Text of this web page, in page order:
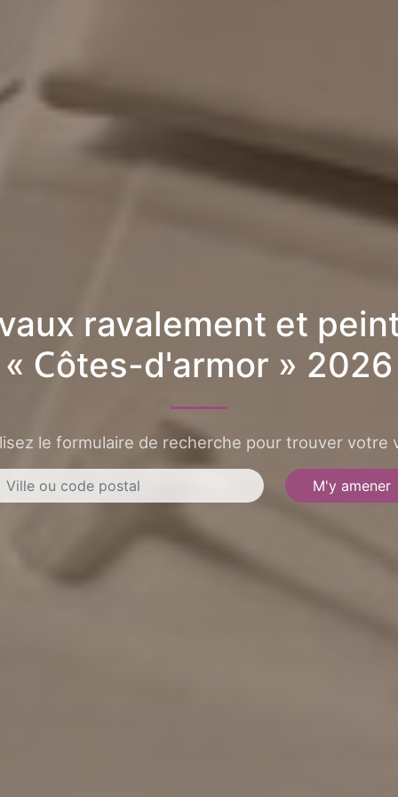
ravalement et
« Côtes-d'armor » 2026
le formulaire de recherche pour trouver votre
M'y amener